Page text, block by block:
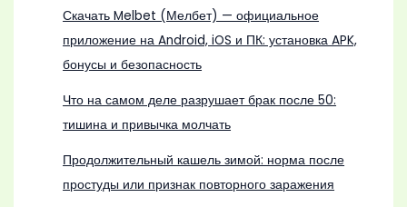
Скачать Melbet (Мелбет) — официальное
приложение на Android, iOS и ПК: установка APK,
бонусы и безопасность
Что на самом деле разрушает брак после 50:
тишина и привычка молчать
Продолжительный кашель зимой: норма после
простуды или признак повторного заражения